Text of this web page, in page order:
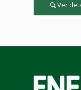
Ver